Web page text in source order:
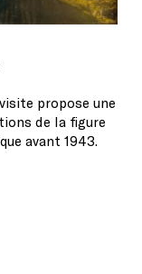
propose une
de la figure
avant 1943.